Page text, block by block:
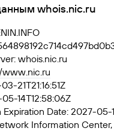
whois.nic.ru
whois.nic.ru
www.nic.ru
21T21:16:51Z
14T12:58:06Z
Expiration Date: 2027-05-
Information